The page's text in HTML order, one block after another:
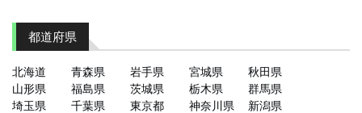
都道府県
北海道 青森県 岩手県 宮城県
秋田県
山形県
福島県 茨城県 栃木県
群馬県
埼玉県
千葉県 東京都 神奈川県
新潟県